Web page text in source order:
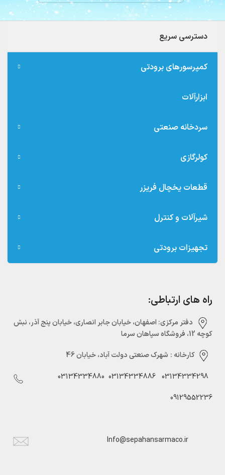
دسترسی سریع
کمپرسورهای برودتی
ابزارآلات
سردخانه صنعتی
کولرگازی
قطعات یخچال فریزر
شیرآلات و کنترل
تجهیزات برودتی
راه های ارتباطی:
دفتر مرکزی:‌ اصفهان، خیابان جابر انصاری، خیابان پنج آذر، نبش
کوچه 12، فروشگاه سپاهان سرما
کارخانه : شهرک صنعتی دولت آباد، خیابان 46
03134334298
03134334886
03134334880
09129552236
Info@sepahansarmaco.ir